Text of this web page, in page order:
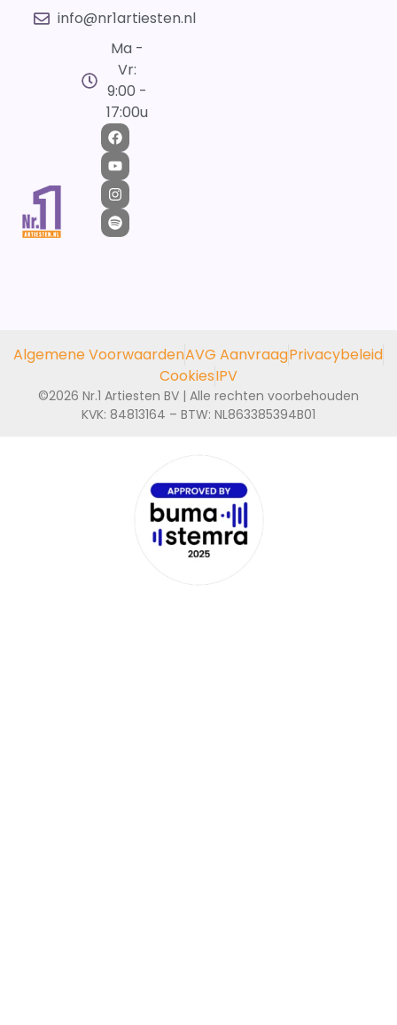
info@nr1artiesten.nl
Ma -
Vr:
9:00 -
17:00u
Algemene VoorwaardenAVG AanvraagPrivacybeleid
CookiesIPV
©2026 Nr.1 Artiesten BV | Alle rechten voorbehouden
KVK: 84813164 – BTW: NL863385394B01